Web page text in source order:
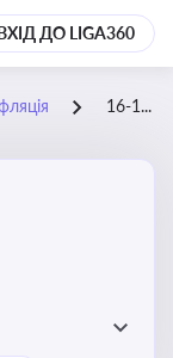
ДО LIGA360
16-10-2025